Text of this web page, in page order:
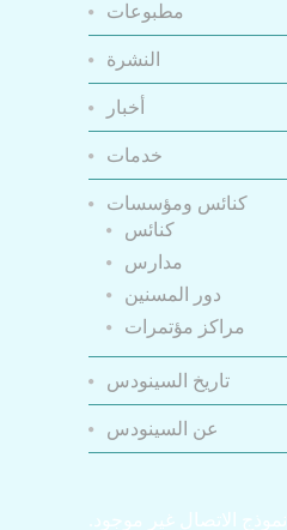
مطبوعات
النشرة
أخبار
خدمات
كنائس ومؤسسات
كنائس
مدارس
دور المسنين
مراكز مؤتمرات
تاريخ السينودس
عن السينودس
نموذج الاتصال غير موجود.